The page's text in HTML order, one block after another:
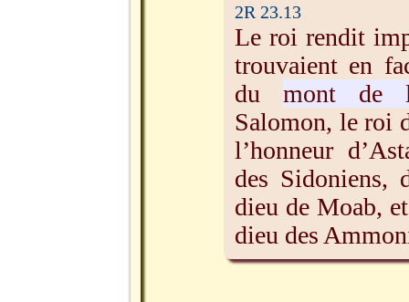
2R 23.13
Le roi rendit
trouvaient en
dumont de
Salomon, le roi
l’honneur
des Sidoniens,
dieu de Moab,
dieu des